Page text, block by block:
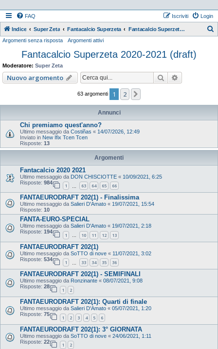
FAQ Login
Iscriviti
Indice Super Zeta Fantacalcio Superzeta Fantacalcio Superzeta 2020-2021 (draft)
Argomenti senza risposta Argomenti attivi
Fantacalcio Superzeta 2020-2021 (draft)
Moderatore: Super Zeta
Nuovo argomento Cerca
63 argomenti 1 2
Annunci
Chi premiamo quest'anno?
Ultimo messaggio da Costiñas « 14/07/2026, 12:49
Inviato in New Ifix Tcen Tcen
Risposte: 13
Argomenti
Fantacalcio 2020 2021
Ultimo messaggio da DON CHISCIOTTE « 10/09/2021, 6:25
Risposte: 984
1 63 64 65 66
FANTAEURODRAFT 202(1) - Finalissima
Ultimo messaggio da Salieri D'Amato « 19/07/2021, 15:54
Risposte: 10
FANTA-EURO-SPECIAL
Ultimo messaggio da Salieri D'Amato « 19/07/2021, 2:18
Risposte: 194
1 … 10 11 12 13
FANTAEURODRAFT 202(1)
Ultimo messaggio da SoTTO di nove « 11/07/2021, 3:02
Risposte: 534
1 33 34 35 36
FANTAEURODRAFT 202(1) - SEMIFINALI
Ultimo messaggio da Ronzinante « 08/07/2021, 9:08
Risposte: 28
1 2
FANTAEURODRAFT 202(1): Quarti di finale
Ultimo messaggio da Salieri D'Amato « 05/07/2021, 1:20
Risposte: 75
1 2 3 4 5 6
FANTAEURODRAFT 202(1): 3° GIORNATA
Ultimo messaggio da SoTTO di nove « 24/06/2021, 1:11
Risposte: 22
1 2